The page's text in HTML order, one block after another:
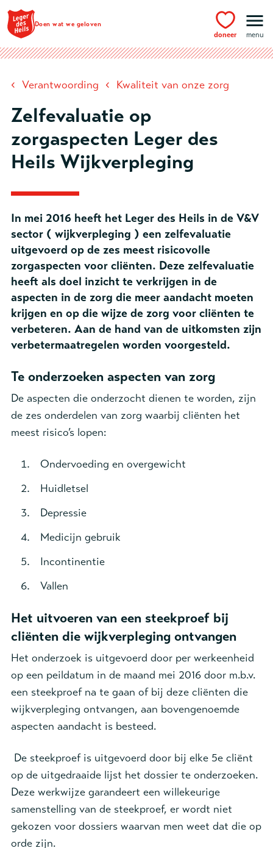
Ga naar hoofdinhoud
Doen wat we geloven
doneer menu
‹ Verantwoording ‹ Kwaliteit van onze zorg
Zelfevaluatie op
zorgaspecten Leger des
Heils Wijkverpleging
In mei 2016 heeft het Leger des Heils in de V&V
sector ( wijkverpleging ) een zelfevaluatie
uitgevoerd op de zes meest risicovolle
zorgaspecten voor cliënten. Deze zelfevaluatie
heeft als doel inzicht te verkrijgen in de
aspecten in de zorg die meer aandacht moeten
krijgen en op die wijze de zorg voor cliënten te
verbeteren. Aan de hand van de uitkomsten zijn
verbetermaatregelen worden voorgesteld.
Te onderzoeken aspecten van zorg
De aspecten die onderzocht dienen te worden, zijn
de zes onderdelen van zorg waarbij cliënten het
meest risico’s lopen:
Ondervoeding en overgewicht
Huidletsel
Depressie
Medicijn gebruik
Incontinentie
Vallen
Het uitvoeren van een steekproef bij
cliënten die wijkverpleging ontvangen
Het onderzoek is uitgevoerd door per werkeenheid
op een peildatum in de maand mei 2016 door m.b.v.
een steekproef na te gaan of bij deze cliënten die
wijkverpleging ontvangen, aan bovengenoemde
aspecten aandacht is besteed.
De steekproef is uitgevoerd door bij elke 5e cliënt
op de uitgedraaide lijst het dossier te onderzoeken.
Deze werkwijze garandeert een willekeurige
samenstelling van de steekproef, er wordt niet
gekozen voor dossiers waarvan men weet dat die op
orde zijn.